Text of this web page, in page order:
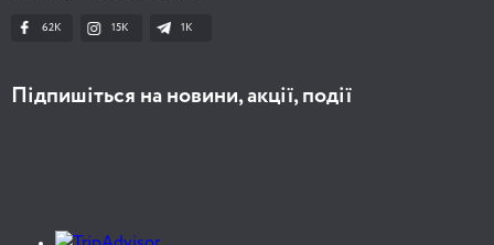
62K 15K 1К
Підпишіться на новини, акції, події